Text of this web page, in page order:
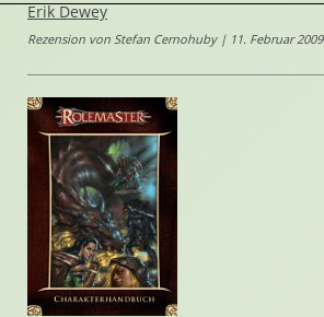
Erik Dewey
Rezension von Stefan Cernohuby | 11. Februar 2009